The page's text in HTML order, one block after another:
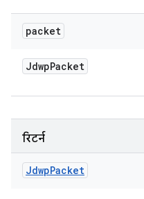
packet
JdwpPacket
रिटर्न
JdwpPacket